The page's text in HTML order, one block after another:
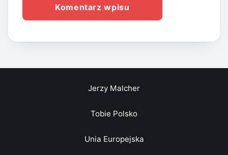
Jerzy Malcher
Tobie Polsko
Unia Europejska